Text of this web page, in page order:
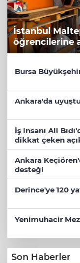
İstanbul
öğrencilerine
Bursa
Ankara'da
İş insanı Ali
dikkat çeken
mucizesi
Ankara
desteği
Derince'ye 120
Yenimuhacir
Son Haberler